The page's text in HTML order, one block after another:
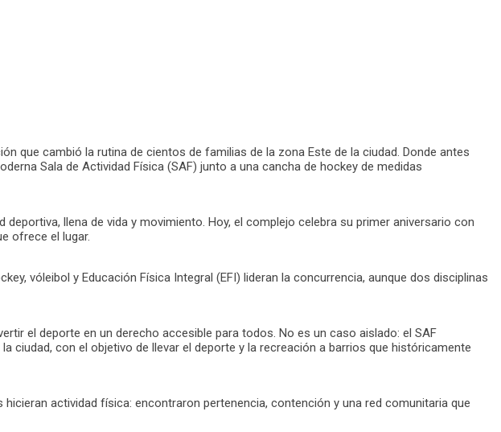
que cambió la rutina de cientos de familias de la zona Este de la ciudad. Donde antes
Sala de Actividad Física (SAF) junto a una cancha de hockey de medidas
llena de vida y movimiento. Hoy, el complejo celebra su primer aniversario con
ofrece el lugar.
vóleibol y Educación Física Integral (EFI) lideran la concurrencia, aunque dos disciplinas
el deporte en un derecho accesible para todos. No es un caso aislado: el SAF
con el objetivo de llevar el deporte y la recreación a barrios que históricamente
actividad física: encontraron pertenencia, contención y una red comunitaria que